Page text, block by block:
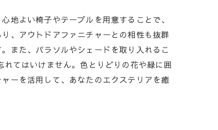
地よい椅子やテーブルを用意することで、
、アウトドアファニチャーとの相性も抜群
また、パラソルやシェードを取り入れるこ
てはいけません。色とりどりの花や緑に囲
ーを活用して、あなたのエクステリアを癒